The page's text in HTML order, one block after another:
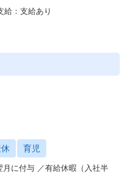
)
ダー、管理職）ほか
として女性に焦点をあて、潜
対し社員の声をまとめ、企
とを目的としたプロジェク
籍、年齢等に関わらず全社
組みです。
給：支給あり
育児
に付与 ／有給休暇（入社半